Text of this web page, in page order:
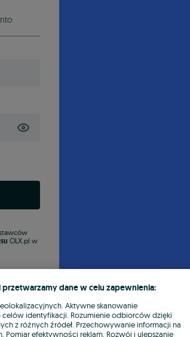
OLX.pl w
przetwarzamy dane w celu zapewnienia:
Aktywne skanowanie
celów identyfikacji. Rozumienie odbiorców dzięki
z różnych źródeł. Przechowywanie informacji na
Pomiar efektywności reklam. Rozwój i ulepszanie